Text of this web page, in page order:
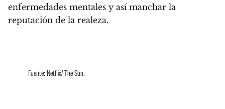
enfermedades mentales y así manchar la
reputación de la realeza.
Fuente: Netflix/ The Sun.